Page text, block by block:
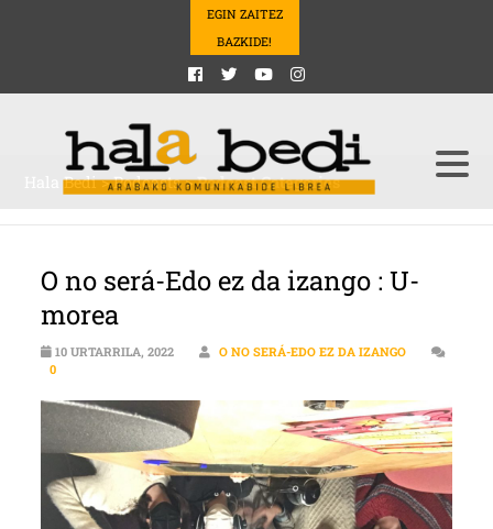
EGIN ZAITEZ
BAZKIDE!
Hala Bedi>Podcasts>Podcast Categories
O no será-Edo ez da izango : U-
morea
10 URTARRILA, 2022
O NO SERÁ-EDO EZ DA IZANGO
0